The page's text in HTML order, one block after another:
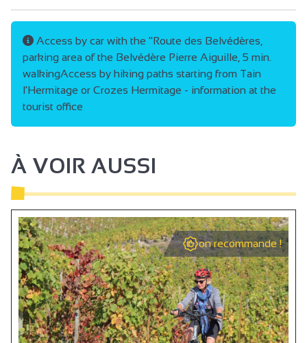
Access by car with the "Route des Belvédères,
parking area of the Belvédère Pierre Aiguille, 5 min.
walkingAccess by hiking paths starting from Tain
l'Hermitage or Crozes Hermitage - information at the
tourist office
À VOIR AUSSI
on recommande !